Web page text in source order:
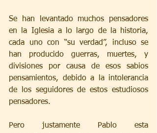
Se han levantado muchos pensadores
en la Iglesia a lo largo de la historia,
cada uno con “su verdad”, incluso se
han producido guerras, muertes, y
divisiones por causa de esos sabios
pensamientos, debido a la intolerancia
de los seguidores de estos estudiosos
pensadores.
Pero justamente Pablo esta